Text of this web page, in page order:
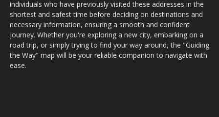
individuals who have previously visited these addresses in the
shortest and safest time before deciding on destinations and
necessary information, ensuring a smooth and confident
journey. Whether you're exploring a new city, embarking on a
road trip, or simply trying to find your way around, the "Guiding
the Way" map will be your reliable companion to navigate with
ease.